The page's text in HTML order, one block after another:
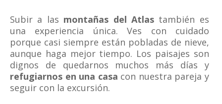
Subir a las montañas del Atlas también es
una experiencia única. Ves con cuidado
porque casi siempre están pobladas de nieve,
aunque haga mejor tiempo. Los paisajes son
dignos de quedarnos muchos más días y
refugiarnos en una casa con nuestra pareja y
seguir con la excursión.